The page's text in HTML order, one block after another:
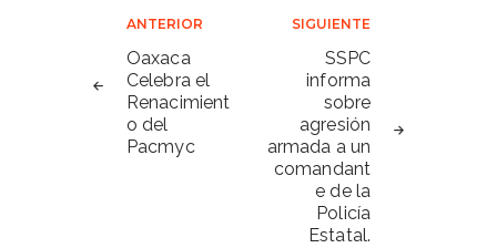
Navegación
de
entradas
ANTERIOR
Oaxaca
Celebra el
Renacimient
o del
Pacmyc
SIGUIENTE
SSPC
informa
sobre
agresión
armada a un
comandant
e de la
Policía
Estatal.